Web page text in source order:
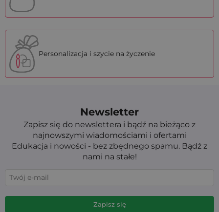
Personalizacja i szycie na życzenie
Newsletter
Zapisz się do newslettera i bądź na bieżąco z
najnowszymi wiadomościami i ofertami
Edukacja i nowości - bez zbędnego spamu. Bądź z
nami na stałe!